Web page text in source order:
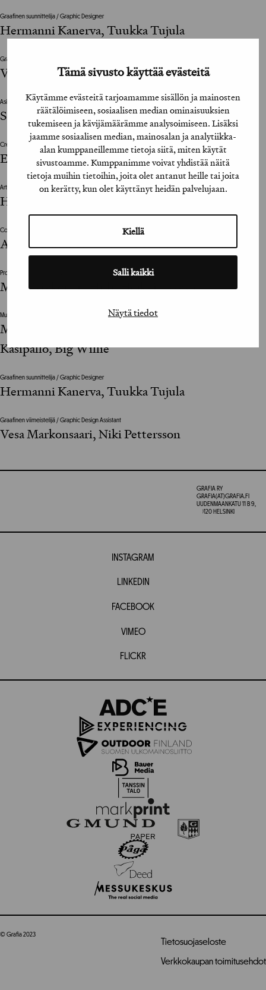
Tämä sivusto käyttää evästeitä
Käytämme evästeitä tarjoamamme sisällön ja mainosten
räätälöimiseen, sosiaalisen median ominaisuuksien
tukemiseen ja kävijämäärämme analysoimiseen. Lisäksi
jaamme sosiaalisen median, mainosalan ja analytiikka-
alan kumppaneillemme tietoja siitä, miten käytät
sivustoamme. Kumppanimme voivat yhdistää näitä
tietoja muihin tietoihin, joita olet antanut heille tai joita
on kerätty, kun olet käyttänyt heidän palvelujaan.
Kiellä
Salli kaikki
Näytä tiedot
Graafinen suunnittelija / Graphic Designer
Hermanni Kanerva, Tuukka Tujula
Graafinen viimeistelijä / Graphic Design Assistant
Vesa Markonsaari, Niki Pettersson
Asiakkaan vastuuhenkilö / Client’s Representative
Sari Mikkonen-Mannila
Creative Director
Erkko Mannila
Art Director
Hermanni Kanerva, Tuukka Tujula
Copywriter
Antti Tuominen, Axa Fahler, Erkko Mannila
Projektijohtaja / Project Manager
Maija Nikkonen-Hilli, Heikki Laakso
Muu suunnitteluun vaikuttanut henkilö / The design was also influenced by
Mete Ufacik / Ufacik & Partners, Otto Ilola /
Kasipallo, Big Willie
Graafinen suunnittelija / Graphic Designer
Hermanni Kanerva, Tuukka Tujula
Graafinen viimeistelijä / Graphic Design Assistant
Vesa Markonsaari, Niki Pettersson
GRAFIA RY
GRAFIA(AT)GRAFIA.FI
UUDENMAANKATU 11 B 9,
00120 HELSINKI
INSTAGRAM
LINKEDIN
FACEBOOK
VIMEO
FLICKR
© Grafia 2023
Tietosuojaseloste
Verkkokaupan toimitusehdot